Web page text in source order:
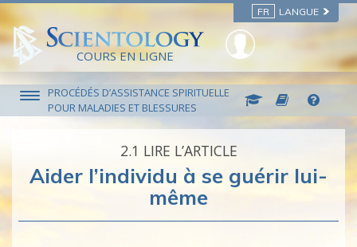
FR LANGUE
COURS EN LIGNE
PROCÉDÉS D’ASSISTANCE SPIRITUELLE
POUR MALADIES ET BLESSURES
2.‎1 LIRE L’ARTICLE
Aider l’individu à se guérir lui-
même